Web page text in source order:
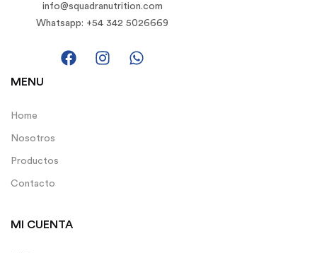
info@squadranutrition.com
Whatsapp: +54 342 5026669
MENU
Home
Nosotros
Productos
Contacto
MI CUENTA